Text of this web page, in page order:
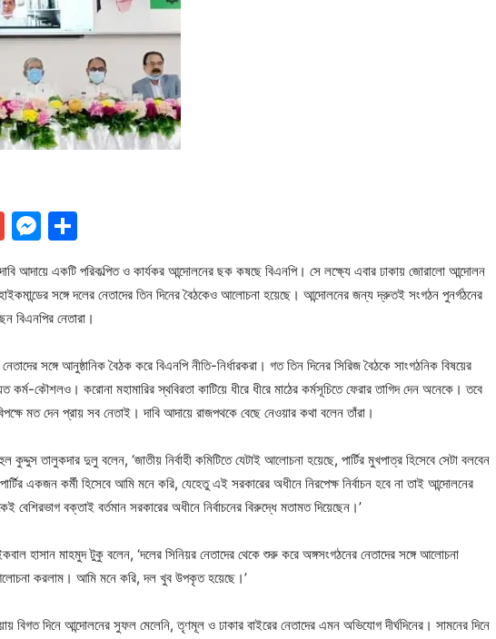
GmailMessenger
দাবি আদায়ে একটি পরিকল্পিত ও কার্যকর আন্দোলনের ছক কষছে বিএনপি। সে লক্ষ্যে এবার ঢাকায় জোরালো আন্দোলন
সঙ্গে দলের নেতাদের তিন দিনের বৈঠকেও আলোচনা হয়েছে। আন্দোলনের জন্য দ্রুতই সংগঠন পুনর্গঠনের
বিএনপির নেতারা।
সঙ্গে আনুষ্ঠানিক বৈঠক করে বিএনপি নীতি-নির্ধারকরা। গত তিন দিনের সিরিজ বৈঠকে সাংগঠনিক বিষয়ের
কর্ম-কৌশলও। করোনা মহামারির স্থবিরতা কাটিয়ে ধীরে ধীরে মাঠের কর্মসূচিতে ফেরার তাগিদ দেন অনেকে। তবে
বিপক্ষে মত দেন প্রায় সব নেতাই। দাবি আদায়ে রাজপথকে বেছে নেওয়ার কথা বলেন তাঁরা।
তালুকদার দুলু বলেন, ‘জাতীয় নির্বাহী কমিটিতে যেটাই আলোচনা হয়েছে, পার্টির মুখপাত্র হিসেবে সেটা বলবেন
একজন কর্মী হিসেবে আমি মনে করি, যেহেতু এই সরকারের অধীনে নিরপেক্ষ নির্বাচন হবে না তাই আন্দোলনের
বক্তাই বর্তমান সরকারের অধীনে নির্বাচনের বিরুদ্ধে মতামত দিয়েছেন।’
হাসান মাহমুদ টুকু বলেন, ‘দলের সিনিয়র নেতাদের থেকে শুরু করে অঙ্গসংগঠনের নেতাদের সঙ্গে আলোচনা
করলাম। আমি মনে করি, দল খুব উপকৃত হয়েছে।’
বিগত দিনে আন্দোলনের সুফল মেলেনি, তৃণমূল ও ঢাকার বাইরের নেতাদের এমন অভিযোগ দীর্ঘদিনের। সামনের দিনে